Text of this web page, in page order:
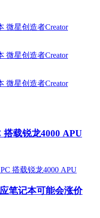
载锐龙4000 APU
笔记本可能会涨价